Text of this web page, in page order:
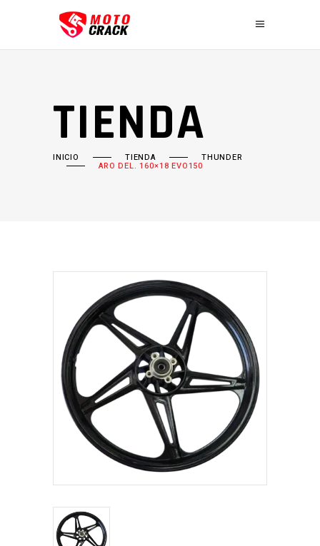
TIENDA
INICIO TIENDA THUNDER
ARO DEL. 160×18 EVO150